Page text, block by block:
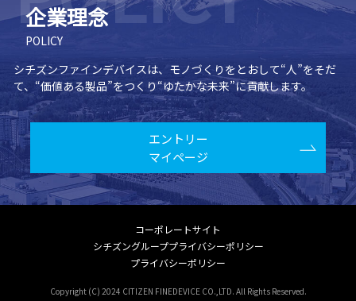
企業理念
POLICY
シチズンファインデバイスは、モノづくりをとおして“人”をそだ
て、 “価値ある製品”をつくり“ゆたかな未来”に貢献します。
エントリー
マイページ
コーポレートサイト
シチズングループプライバシーポリシー
プライバシーポリシー
Copyright (C) 2024 CITIZEN FINEDEVICE CO.,LTD. All Rights Reserved.